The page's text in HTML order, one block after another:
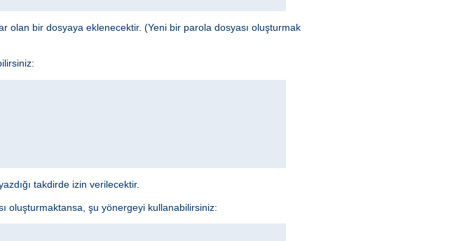
olan bir dosyaya eklenecektir. (Yeni bir parola dosyası oluşturmak
takdirde izin verilecektir.
oluşturmaktansa, şu yönergeyi kullanabilirsiniz: